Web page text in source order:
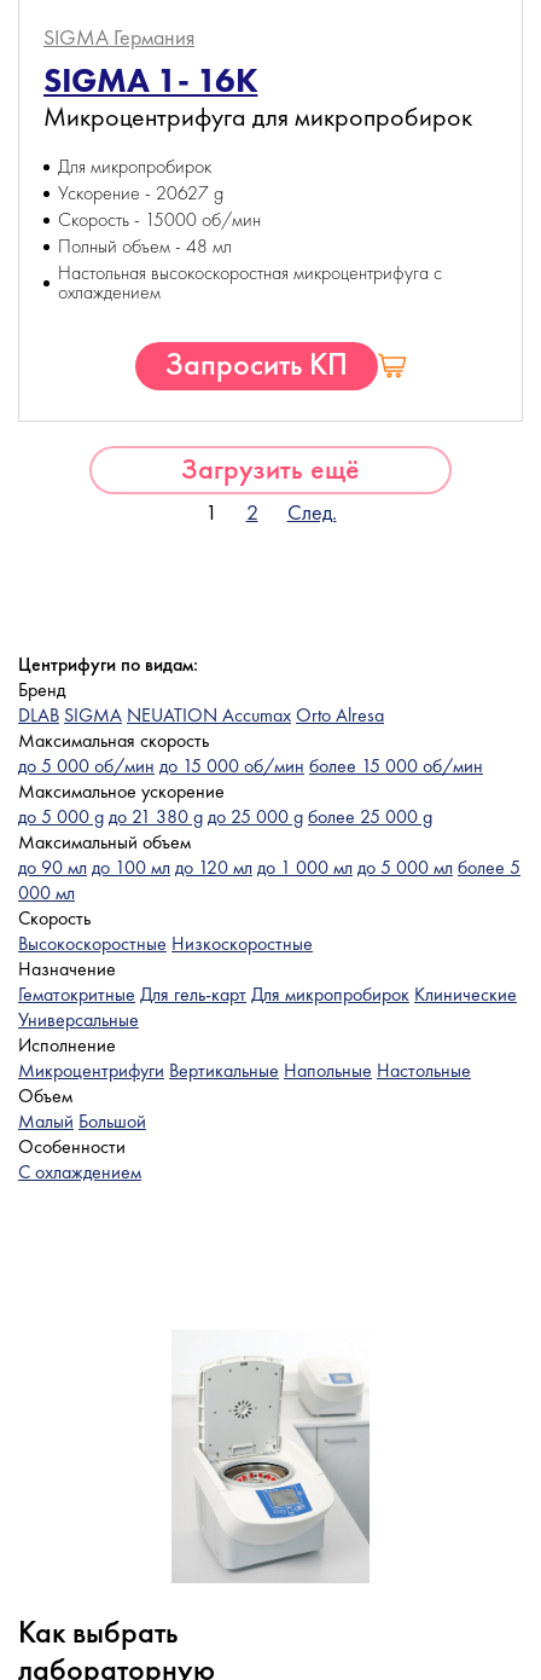
SIGMA Германия
SIGMA 1- 16K
Микроцентрифуга для микропробирок
Для микропробирок
Ускорение - 20627 g
Скорость - 15000 об/мин
Полный объем - 48 мл
Настольная высокоскоростная микроцентрифуга с
охлаждением
Запросить КП
Загрузить ещё
1 2 След.
Центрифуги по видам:
Бренд
DLAB SIGMA NEUATION AccumaxOrto Alresa
Максимальная скорость
до 5 000 об/мин до 15 000 об/мин более 15 000 об/мин
Максимальное ускорение
до 5 000 gдо 21 380 gдо 25 000 gболее 25 000 g
Максимальный объем
до 90 млдо 100 млдо 120 млдо 1 000 млдо 5 000 млболее 5
000 мл
Скорость
Высокоскоростные Низкоскоростные
Назначение
Гематокритные Для гель-картДля микропробирок Клинические
Универсальные
Исполнение
Микроцентрифуги Вертикальные Напольные Настольные
Объем
Малый Большой
Особенности
С охлаждением
Как выбрать
лабораторную